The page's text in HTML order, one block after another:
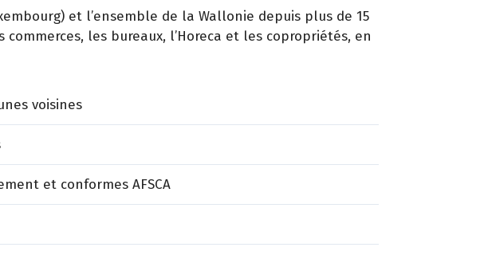
et l’ensemble de la Wallonie depuis plus de 15
les bureaux, l’Horeca et les copropriétés, en
voisines
et conformes AFSCA